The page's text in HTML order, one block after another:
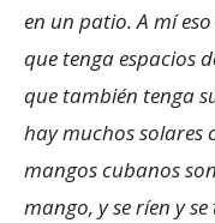
en un patio. A mí
que tenga espacios
que también tenga
hay muchos solares
mangos cubanos
mango, y se ríen y